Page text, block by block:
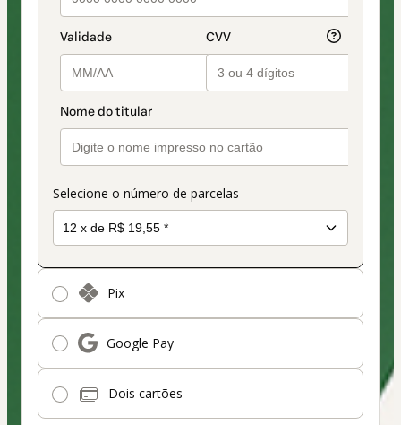
Selecione o número de parcelas
Pix
Google Pay
Dois cartões